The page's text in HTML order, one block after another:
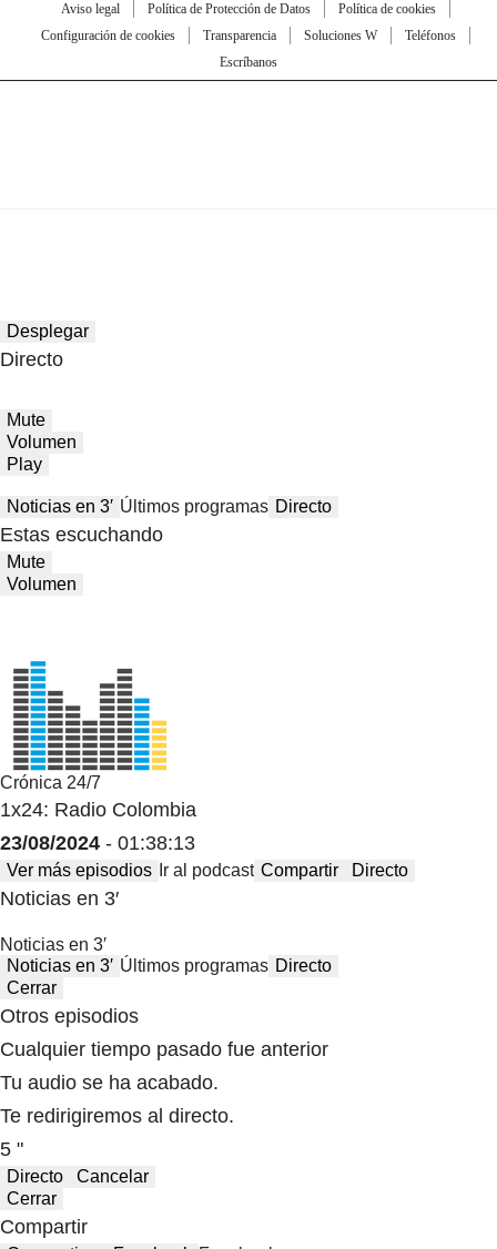
Aviso legal Política de Protección de Datos
Política de cookies
Configuración de cookies
Transparencia Soluciones W
Teléfonos
Escríbanos
Desplegar
Directo
Mute
Volumen
Play
Noticias en 3′ Últimos programas Directo
Estas escuchando
Mute
Volumen
Crónica 24/7
1x24: Radio Colombia
23/08/2024 - 01:38:13
Ver más episodios Ir al podcast Compartir Directo
Noticias en 3′
Noticias en 3′
Noticias en 3′ Últimos programas Directo
Cerrar
Otros episodios
Cualquier tiempo pasado fue anterior
Tu audio se ha acabado.
Te redirigiremos al directo.
5 "
Directo
Cancelar
Cerrar
Compartir